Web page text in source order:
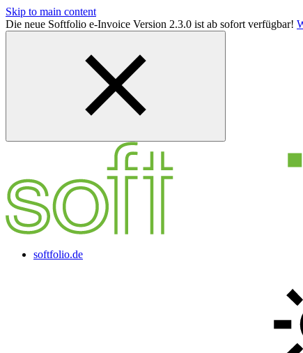
Skip to main content
Die neue Softfolio e-Invoice Version 2.3.0 ist ab sofort verfügbar!
softfolio.de